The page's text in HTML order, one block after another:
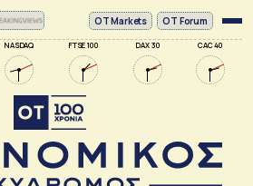
NASDAQ FTSE 100 DAX 30 CAC 40
ΟΤ Markets OT Forum